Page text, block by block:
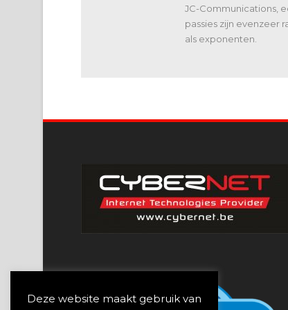
JC-Communications,
passies zijn evenzeer
als exponenten.
Deze website maakt gebruik van